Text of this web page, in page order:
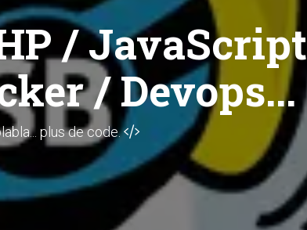
/ JavaScript
/ Devops...
plus de code.